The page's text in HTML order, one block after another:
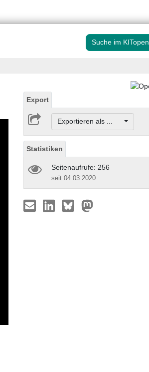
Suche im
Export
Exportieren als ...
Statistiken
Seitenaufrufe: 256
seit 04.03.2020